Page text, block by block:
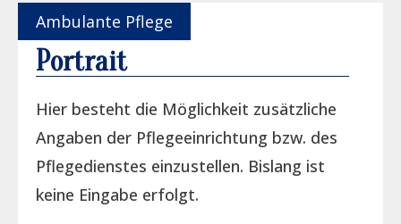
Ambulante Pflege
Portrait
Hier besteht die Möglichkeit zusätzliche
Angaben der Pflegeeinrichtung bzw. des
Pflegedienstes einzustellen. Bislang ist
keine Eingabe erfolgt.